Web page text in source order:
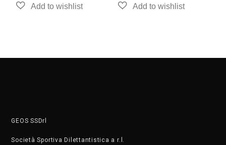
GEOS SSDrl
Società Sportiva Dilettantistica a r.l.